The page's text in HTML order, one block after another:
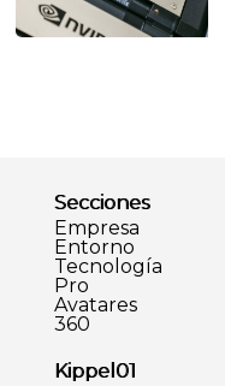
Secciones
Empresa
Entorno
Tecnología
Pro
Avatares
360
Kippel01